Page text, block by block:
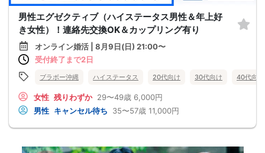
男性エグゼクティブ（ハイステータス男性＆年上好
き女性）！連絡先交換OK＆カップリング有り
オンライン婚活 | 8月9日(日) 21:00〜
受付終了まで2日
ブラボー沖縄 ハイステータス 20代向け 30代向け 40代向け
女性 残りわずか 29〜49歳 6,000円
男性 キャンセル待ち 35〜57歳 11,000円